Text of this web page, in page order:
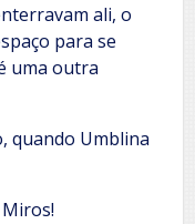
ali, o
para se
uma outra
quando Umblina